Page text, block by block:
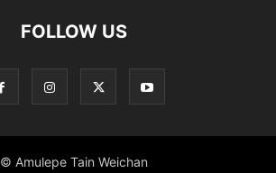
FOLLOW US
© Amulepe Tain Weichan